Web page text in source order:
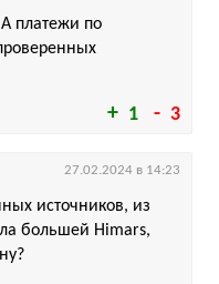
1 3
А платежи по
источников, из
большей Himars,
27.02.2024 в 14:23